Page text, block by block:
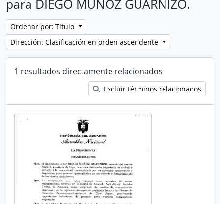
para DIEGO MUÑOZ GUARNIZO.
Ordenar por: Título
Dirección: Clasificación en orden ascendente
1 resultados directamente relacionados
Excluir términos relacionados